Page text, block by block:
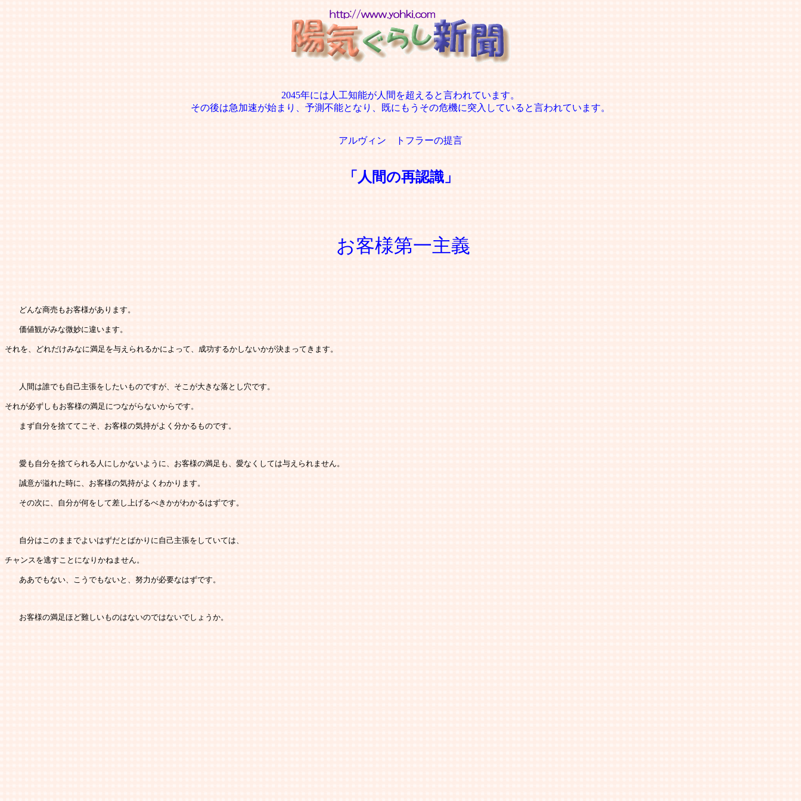
2045年には人工知能が人間を超えると言われています。
その後は急加速が始まり、予測不能となり、既にもうその危機に突入していると言われています。
アルヴィン トフラーの提言
「人間の再認識」
お客様第一主義
どんな商売もお客様があります。
価値観がみな微妙に違います。
それを、どれだけみなに満足を与えられるかによって、成功するかしないかが決まってきます。
人間は誰でも自己主張をしたいものですが、そこが大きな落とし穴です。
それが必ずしもお客様の満足につながらないからです。
まず自分を捨ててこそ、お客様の気持がよく分かるものです。
愛も自分を捨てられる人にしかないように、お客様の満足も、愛なくしては与えられません。
誠意が溢れた時に、お客様の気持がよくわかります。
その次に、自分が何をして差し上げるべきかがわかるはずです。
自分はこのままでよいはずだとばかりに自己主張をしていては、
チャンスを逃すことになりかねません。
ああでもない、こうでもないと、努力が必要なはずです。
お客様の満足ほど難しいものはないのではないでしょうか。